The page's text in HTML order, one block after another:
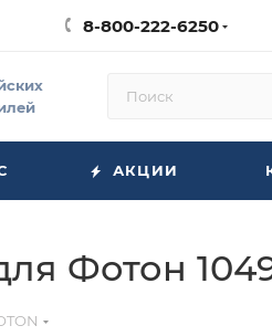
8-800-222-6250
АКЦИИ
Фотон